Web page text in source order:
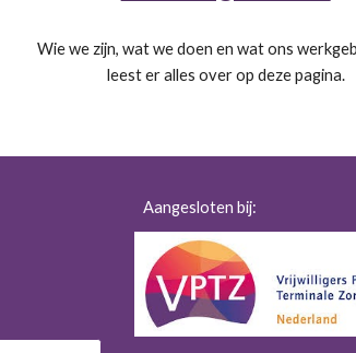
Wie we zijn, wat we doen en wat ons
leest er alles over op deze pagina.
Aangesloten bij: